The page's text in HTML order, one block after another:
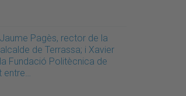
Pagès, rector de la
de Terrassa; i Xavier
Fundació Politècnica de
entre…